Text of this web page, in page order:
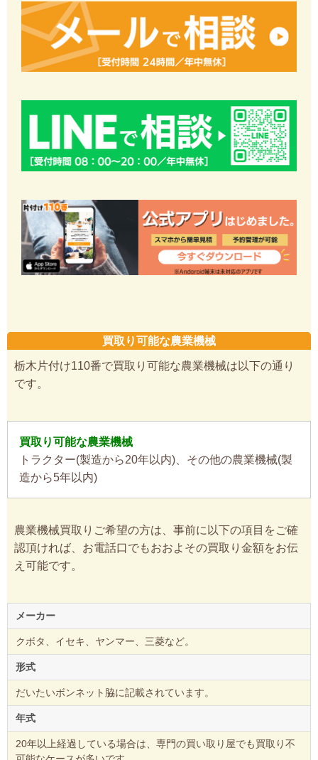
買取り可能な農業機械
栃木片付け110番で買取り可能な農業機械は以下の通り
です。
買取り可能な農業機械
トラクター(製造から20年以内)、その他の農業機械(製
造から5年以内)
農業機械買取りご希望の方は、事前に以下の項目をご確
認頂ければ、お電話口でもおおよその買取り金額をお伝
え可能です。
メーカー
クボタ、イセキ、ヤンマー、三菱など。
形式
だいたいボンネット脇に記載されています。
年式
20年以上経過している場合は、専門の買い取り屋でも買取り不